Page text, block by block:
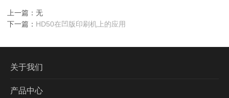
上一篇：无
下一篇： HD50在凹版印刷机上的应用
关于我们
产品中心